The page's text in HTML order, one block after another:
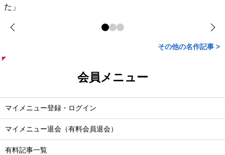
た」
その他の名作記事 >
会員メニュー
マイメニュー登録・ログイン
マイメニュー退会（有料会員退会）
有料記事一覧